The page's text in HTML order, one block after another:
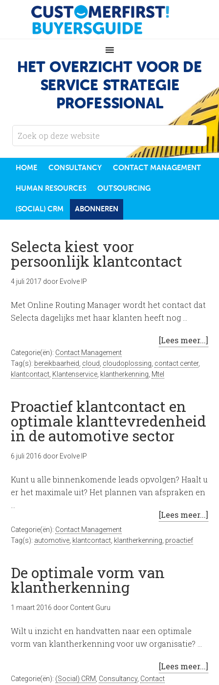
HET OVERZICHT VOOR DE
SERVICE STRATEGIE
PROFESSIONAL
HOME CONSULTANCY CONTACT MANAGEMENT
HUMAN RESOURCES OUTSOURCING
(SOCIAL) CRM ABONNEREN
Selecta kiest voor
persoonlijk klantcontact
4 juli 2017 door Evolve IP
Met Online Routing Manager wordt het contact dat
Selecta dagelijks met haar klanten heeft nog …
[Lees meer...]
Categorie(ën): Contact Management
Tag(s): bereikbaarheid cloud cloudoplossing contact center,
klantcontact Klantenservice klantherkenning Mtel
Proactief klantcontact en
optimale klanttevredenheid
in de automotive sector
6 juli 2016 door Evolve IP
Kunt u alle binnenkomende leads opvolgen? Haalt u
er het maximale uit? Het plannen van afspraken en
[Lees meer...]
Categorie(ën): Contact Management
Tag(s): automotive klantcontact klantherkenning proactief
De optimale vorm van
klantherkenning
1 maart 2016 door Content Guru
Wilt u inzicht en handvatten naar een optimale
vorm van klantherkenning voor uw organisatie? …
[Lees meer...]
Categorie(ën): (Social) CRM Consultancy, Contact